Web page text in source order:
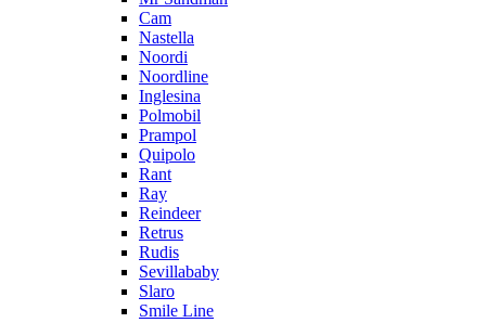
Cam
Nastella
Noordi
Noordline
Inglesina
Polmobil
Prampol
Quipolo
Rant
Ray
Reindeer
Retrus
Rudis
Sevillababy
Slaro
Smile Line